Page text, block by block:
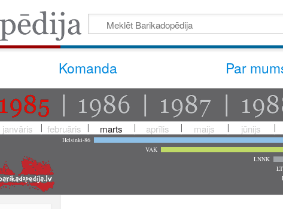
Komanda Par
janvāris februāris marts aprīlis maijs jūnijs
Helsinki-86
VAK
LNNK